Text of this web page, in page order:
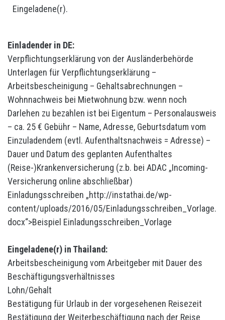
Eingeladene(r).
Einladender in DE:
Verpflichtungserklärung von der Ausländerbehörde
Unterlagen für Verpflichtungserklärung –
Arbeitsbescheinigung – Gehaltsabrechnungen –
Wohnnachweis bei Mietwohnung bzw. wenn noch
Darlehen zu bezahlen ist bei Eigentum – Personalausweis
– ca. 25 € Gebühr – Name, Adresse, Geburtsdatum vom
Einzuladendem (evtl. Aufenthaltsnachweis = Adresse) –
Dauer und Datum des geplanten Aufenthaltes
(Reise-)Krankenversicherung (z.b. bei ADAC „Incoming-
Versicherung online abschließbar)
Einladungsschreiben „http://instathai.de/wp-
content/uploads/2016/05/Einladungsschreiben_Vorlage.
docx“>Beispiel Einladungsschreiben_Vorlage
Eingeladene(r) in Thailand:
Arbeitsbescheinigung vom Arbeitgeber mit Dauer des
Beschäftigungsverhältnisses
Lohn/Gehalt
Bestätigung für Urlaub in der vorgesehenen Reisezeit
Bestätigung der Weiterbeschäftigung nach der Reise